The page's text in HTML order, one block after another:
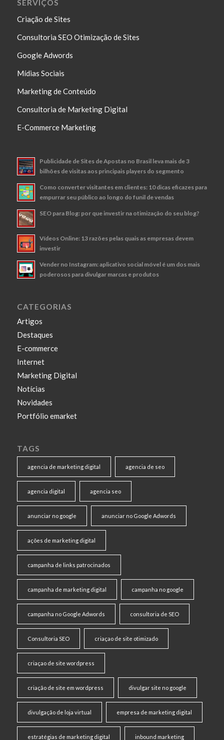
SERVIÇOS
Criação de Sites
Consultoria SEO Otimização de Sites
Google Adwords
Mídias Sociais
Marketing de Conteúdo
Consultoria de Marketing Digital
E-Commerce Marketing
Publicidade de Sites de Apostas no Brasil leva mais de 3
bilhões de visitas aos principais players do segmento
Como converter visitantes em clientes: 10 dicas eficazes para
empurrar seu público ao longo do funil de vendas
SEO para Blog: por que investir na otimização do seu blog?
Vídeos Online: 13 razões pelas quais as empresas devem
investir
Vender no Instagram: aplicativo social móvel é um dos mais
poderosos para divulgar marcas e produtos
CATEGORIAS
Artigos
Destaques
E-commerce
Internet
Marketing Digital
Notícias
Novidades
Portfólio emarket
TAGS
agencia de marketing digital agencia de seo
agencia digital agencia seo
anunciar no google anunciar no Google Adwords
ações de marketing digital
campanha de links patrocinados
campanha de marketing digital campanha no google
campanha no Google Adwords consultoria de SEO
Consultoria SEO criaçao de site otimizado
criaçao de site wordpress
criação de site em wordpress divulgar site no google
divulgação de loja virtual empresa de marketing digital
estratégias de marketing digital inbound marketing